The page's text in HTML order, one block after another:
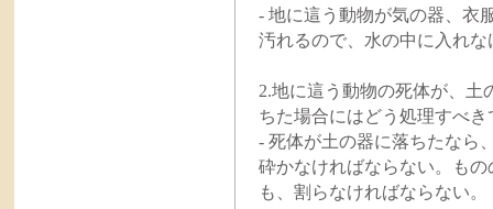
- 地に這う動物が気の器、衣
汚れるので、水の中に入れ
2.地に這う動物の死体が、土
ちた場合にはどう処理すべき
- 死体が土の器に落ちたなら
砕かなければならない。も
も、割らなければならない。